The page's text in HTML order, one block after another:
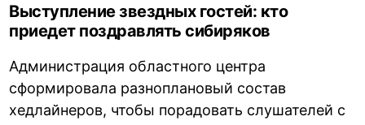
Выступление звездных гостей: кто
приедет поздравлять сибиряков
Администрация областного центра
сформировала разноплановый состав
хедлайнеров, чтобы порадовать слушателей с